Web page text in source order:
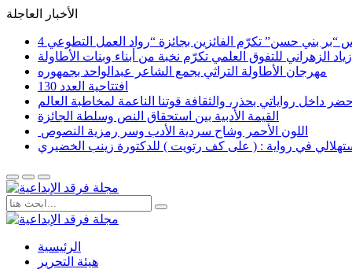
الأخبار العاجلة
الزهراني للتفوق العلمي تكرّم نخبة من أبناء وبنات الأطاولة
مهرجان الأطاولة التراثي يجمع الشاعر عبدالواحد بجمهوره
افتتاحية العدد 130
القيمة الأدبية بين استحقاق النص وسلطة الجائزة
​ اللون الأحمر وشاح سردية الأدب وسر رمزية النصوص
في رواية : ( على كف رتويت ) للدكتورة زينب الخضيري
الرئيسية
هيئة التحرير